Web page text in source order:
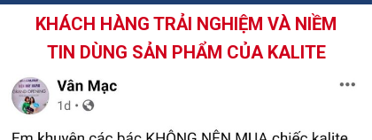
KHÁCH HÀNG TRẢI NGHIỆM VÀ NIỀM
TIN DÙNG SẢN PHẨM CỦA KALITE